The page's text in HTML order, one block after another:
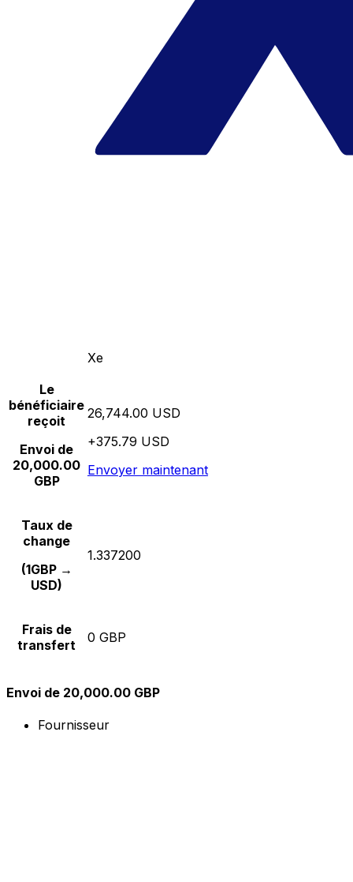
Xe
Le
bénéficiaire
reçoit
Envoi de
20,000.00
GBP
26,744.00 USD
+375.79 USD
Envoyer maintenant
Taux de
change
(1GBP →
USD)
1.337200
Frais de
transfert
0 GBP
Envoi de 20,000.00 GBP
Fournisseur